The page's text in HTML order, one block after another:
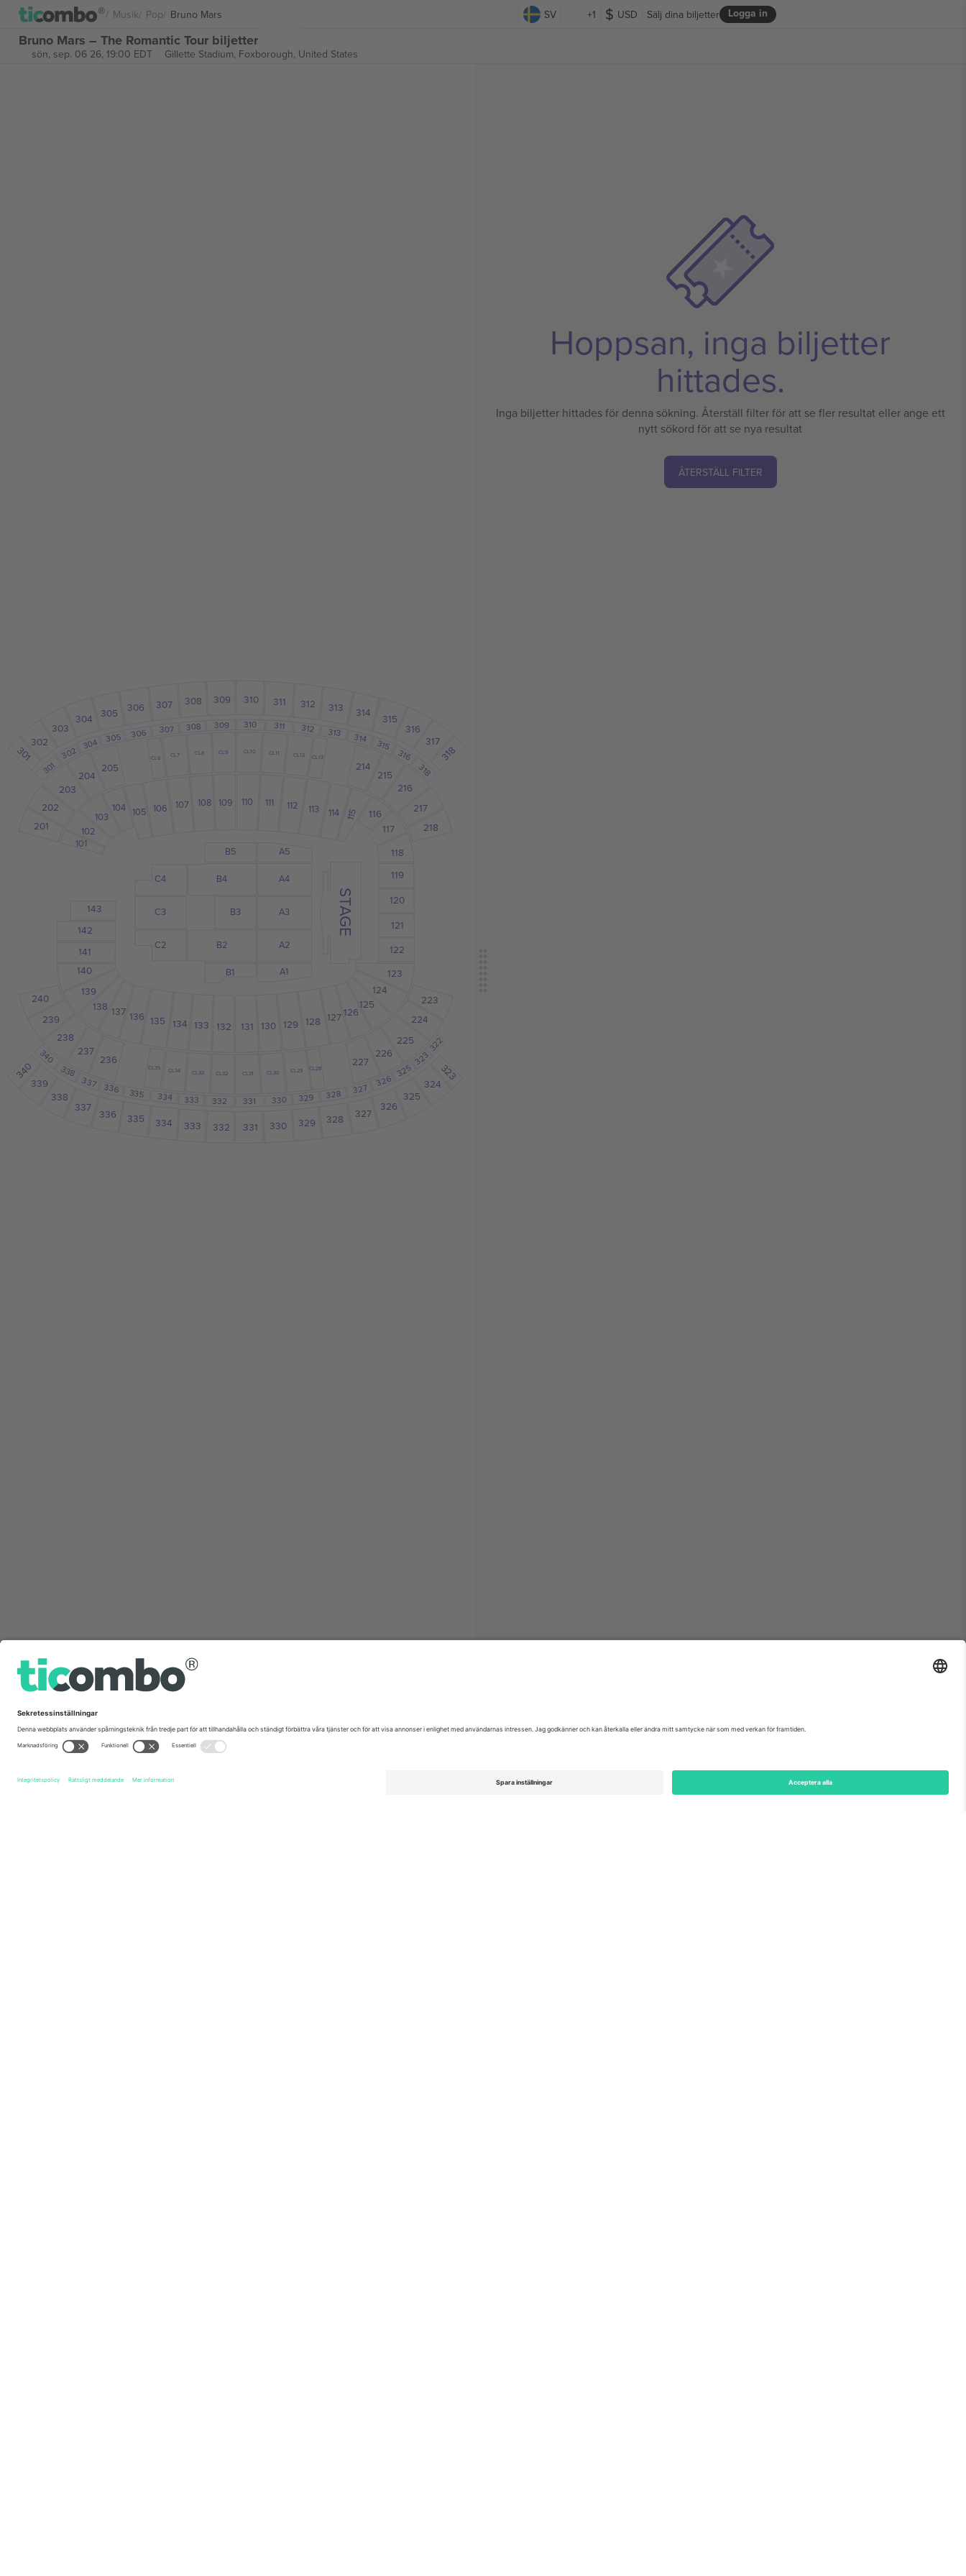
Musik Pop Bruno Mars SV +1 USD Logga in
Sälj dina biljetter
Bruno Mars – The Romantic Tour biljetter
sön, sep. 06 26, 19:00 EDT Gillette Stadium, Foxborough, United States
C4
C3
C2
B1
B2
B3
B4
B5 A5
A4
A3
A2
A1
104 105 106 107 108 109 110 111 112 113
137 136 135 134 133 132 131 130 128
129
103
138
102
101
140
139
141
142
143
205
236
204
237
203
238
202
201
240
239
CL35 CL34 CL33 CL32 CL31 CL30 CL29 CL28
CL13
CL12
CL11
CL10
CL9
CL8
CL7
CL6
305
305
306
306
307
307
308
308
309
309
310
310
311
311
312
312
313
313
337
337
336
336
335
335
334
334
333
333
332
332
331
331
330
330
329
329
328
328
303
304
304
338
338
302
302
301
301
339
340
340
114
127 126
115
125
116
124
123
117
118
122
121
120
119
314
327
327
314
227
326
326
214
315
315
215
316
316
216
226
225
317
318
318
325
325
324
323
323
322
217
218
224
223
STAGE
Hoppsan, inga biljetter
hittades.
Inga biljetter hittades för denna sökning. Återställ filter för att se fler resultat eller ange ett
nytt sökord för att se nya resultat
ÅTERSTÄLL FILTER